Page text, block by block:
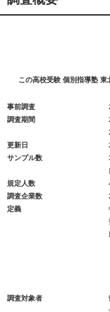
この高校受験 個別指導塾 東
事前調査
調査期間
更新日
サンプル数
規定人数
調査企業数
定義
調査対象者